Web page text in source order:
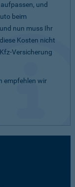
und
beim
nun muss Ihr
Kosten nicht
Versicherung
empfehlen wir